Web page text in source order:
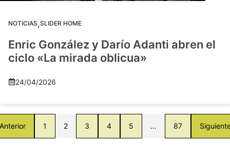
NOTICIAS,SLIDER HOME
Enric González y Darío Adanti abren el
ciclo «La mirada oblicua»
24/04/2026
1 2 3 4 5 … 87